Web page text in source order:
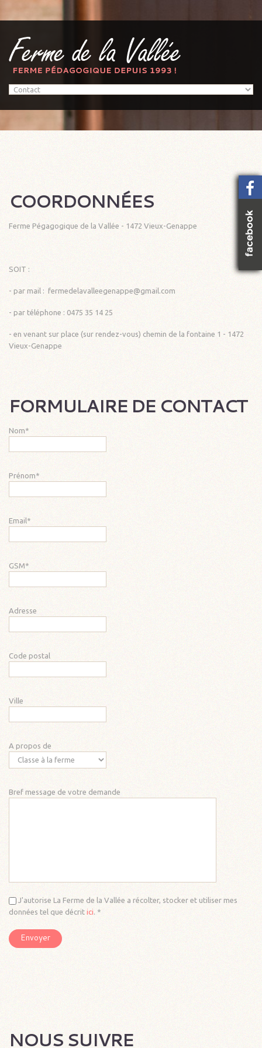
COORDONNÉES
Ferme Pégagogique de la Vallée - 1472 Vieux-Genappe
SOIT :
- par mail : fermedelavalleegenappe@gmail.com
- par téléphone : 0475 35 14 25
- en venant sur place (sur rendez-vous) chemin de la fontaine 1 - 1472
Vieux-Genappe
FORMULAIRE DE CONTACT
Nom*
Prénom*
Email*
GSM*
Adresse
Code postal
Ville
A propos de
Bref message de votre demande
J'autorise La Ferme de la Vallée a récolter, stocker et utiliser mes
données tel que décrit ici. *
NOUS SUIVRE